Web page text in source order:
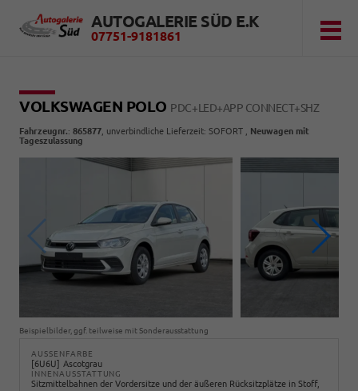
AUTOGALERIE SÜD E.K
07751-9181861
VOLKSWAGEN POLO PDC+LED+APP CONNECT+SHZ
Fahrzeugnr.: 865877 , unverbindliche Lieferzeit: SOFORT , Neuwagen mit
Tageszulassung
Beispielbilder, ggf. teilweise mit Sonderausstattung
AUSSENFARBE
6U6U Ascotgrau
INNENAUSSTATTUNG
Sitzmittelbahnen der Vordersitze und der äußeren Rücksitzplätze in Stoff,